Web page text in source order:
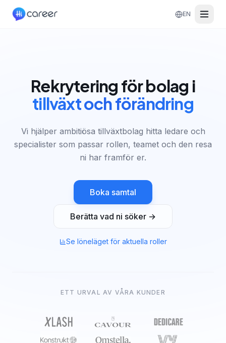
EN
Rekrytering för bolag i
tillväxt och förändring
Vi hjälper ambitiösa tillväxtbolag hitta ledare och
specialister som passar rollen, teamet och den resa
ni har framför er.
Boka samtal
Berätta vad ni söker →
Se löneläget för aktuella roller
ETT URVAL AV VÅRA KUNDER